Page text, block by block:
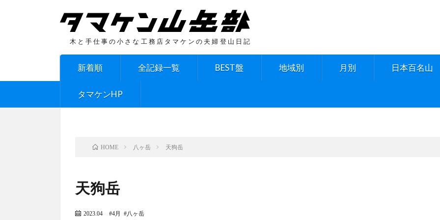
木と手仕事の小さな工務店タマケンの夫婦登山日記
新着順 全記録一覧 BEST盤 地域別 月別 日本百名山
タマケンHP
HOME 八ヶ岳 天狗岳
天狗岳
2023.04 4月 八ヶ岳